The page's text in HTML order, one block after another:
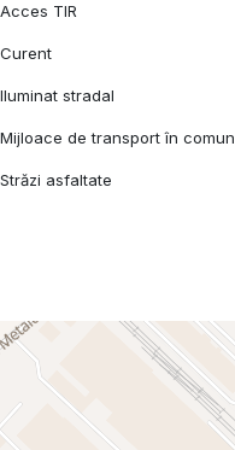
Acces TIR
Curent
Iluminat stradal
Mijloace de transport în comun
Străzi asfaltate